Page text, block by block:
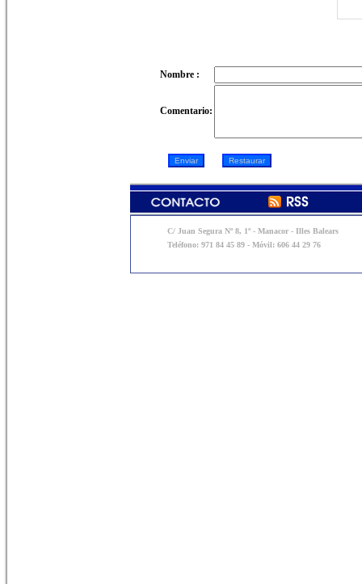
Nombre :
Comentario:
C/ Juan Segura Nº 8, 1º - Manacor - Illes Balears
Teléfono: 971 84 45 89 - Móvil: 606 44 29 76